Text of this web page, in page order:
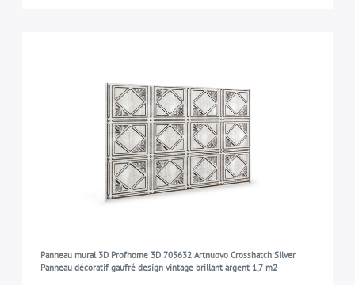
Panneau mural 3D Profhome 3D 705632 Artnuovo Crosshatch Silver
Panneau décoratif gaufré design vintage brillant argent 1,7 m2